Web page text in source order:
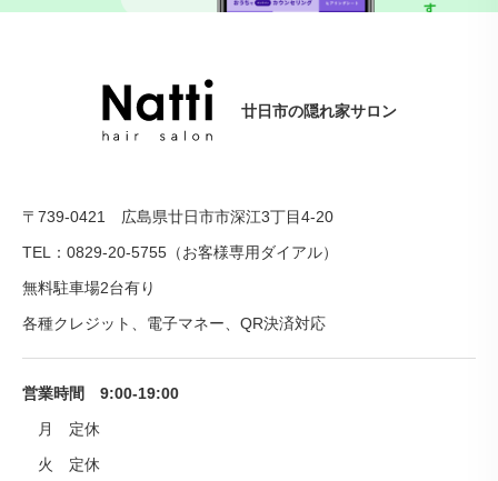
廿日市の隠れ家サロン
〒739-0421 広島県廿日市市深江3丁目4-20
TEL：0829-20-5755（お客様専用ダイアル）
無料駐車場2台有り
各種クレジット、電子マネー、QR決済対応
営業時間 9:00-19:00
月 定休
火 定休